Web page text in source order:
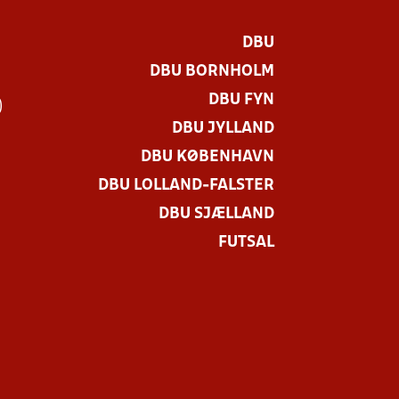
DBU
DBU BORNHOLM
DBU FYN
DBU JYLLAND
DBU KØBENHAVN
DBU LOLLAND-FALSTER
DBU SJÆLLAND
FUTSAL